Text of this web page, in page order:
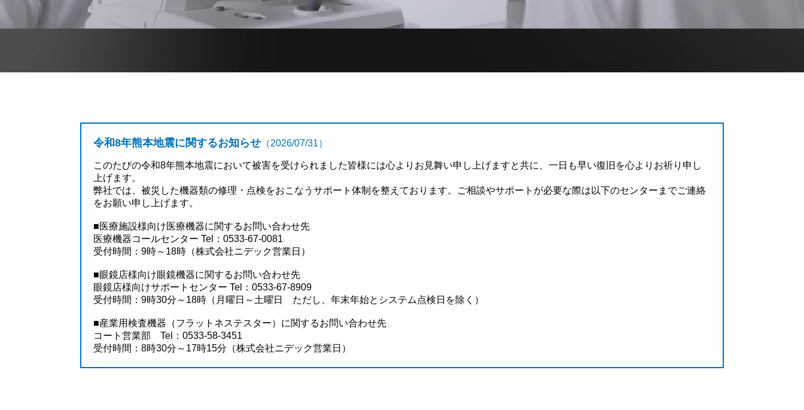
令和8年熊本地震に関するお知らせ （2026/07/31）
このたびの令和8年熊本地震において被害を受けられました皆様には心よりお見舞い申し上げますと共に、一日も早い復旧を心よりお祈り申し
上げます。
弊社では、被災した機器類の修理・点検をおこなうサポート体制を整えております。ご相談やサポートが必要な際は以下のセンターまでご連絡
をお願い申し上げます。
■医療施設様向け医療機器に関するお問い合わせ先
医療機器コールセンター Tel：0533-67-0081
受付時間：9時～18時（株式会社ニデック営業日）
■眼鏡店様向け眼鏡機器に関するお問い合わせ先
眼鏡店様向けサポートセンター Tel：0533-67-8909
受付時間：9時30分～18時（月曜日～土曜日 ただし、年末年始とシステム点検日を除く）
■産業用検査機器（フラットネステスター） に関するお問い合わせ先
コート営業部 Tel：0533-58-3451
受付時間：8時30分～17時15分（株式会社ニデック営業日）